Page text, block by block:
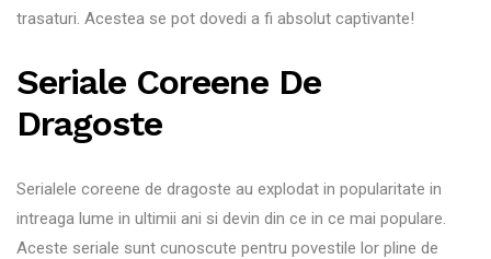
trasaturi. Acestea se pot dovedi a fi absolut captivante!
Seriale Coreene De
Dragoste
Serialele coreene de dragoste au explodat in popularitate in
intreaga lume in ultimii ani si devin din ce in ce mai populare.
Aceste seriale sunt cunoscute pentru povestile lor pline de